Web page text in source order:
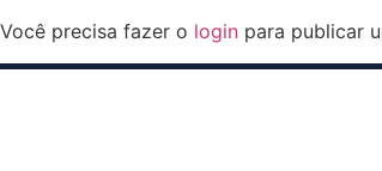
Você precisa fazer o login para publicar